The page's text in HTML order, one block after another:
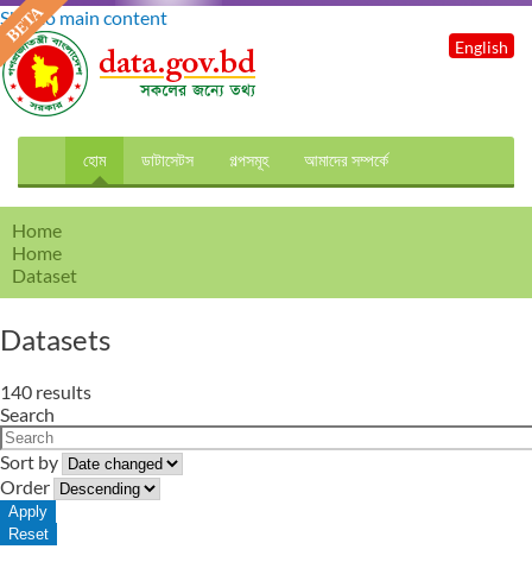
Skip to main content
হোম ডাটাসেটস গল্পসমূহ আমাদের সম্পর্কে
English
Home
Home
Dataset
Datasets
140 results
Search
Sort by
Order